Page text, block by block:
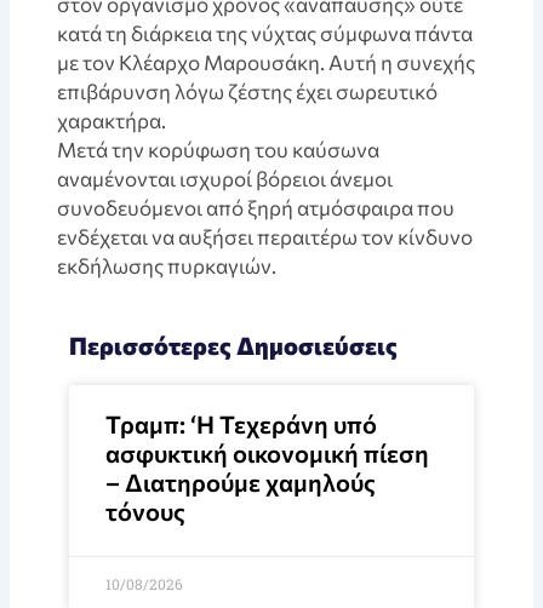
κατά τη διάρκεια της νύχτας σύμφωνα πάντα
με τον Κλέαρχο Μαρουσάκη. Αυτή η συνεχής
επιβάρυνση λόγω ζέστης έχει σωρευτικό
χαρακτήρα.
Μετά την κορύφωση του καύσωνα
αναμένονται ισχυροί βόρειοι άνεμοι
συνοδευόμενοι από ξηρή ατμόσφαιρα που
ενδέχεται να αυξήσει περαιτέρω τον κίνδυνο
εκδήλωσης πυρκαγιών.
Περισσότερες Δημοσιεύσεις
Τραμπ: ‘Η Τεχεράνη υπό
ασφυκτική οικονομική πίεση
– Διατηρούμε χαμηλούς
τόνους
10/08/2026